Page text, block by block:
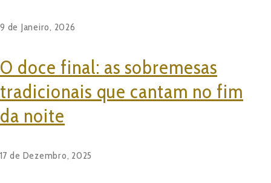
9 de Janeiro, 2026
O doce final: as sobremesas
tradicionais que cantam no fim
da noite
17 de Dezembro, 2025